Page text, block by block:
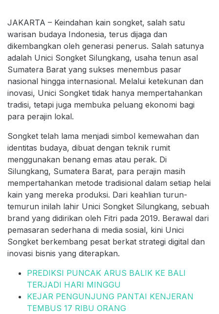
JAKARTA – Keindahan kain songket, salah satu
warisan budaya Indonesia, terus dijaga dan
dikembangkan oleh generasi penerus. Salah satunya
adalah Unici Songket Silungkang, usaha tenun asal
Sumatera Barat yang sukses menembus pasar
nasional hingga internasional. Melalui ketekunan dan
inovasi, Unici Songket tidak hanya mempertahankan
tradisi, tetapi juga membuka peluang ekonomi bagi
para perajin lokal.
Songket telah lama menjadi simbol kemewahan dan
identitas budaya, dibuat dengan teknik rumit
menggunakan benang emas atau perak. Di
Silungkang, Sumatera Barat, para perajin masih
mempertahankan metode tradisional dalam setiap helai
kain yang mereka produksi. Dari keahlian turun-
temurun inilah lahir Unici Songket Silungkang, sebuah
brand yang didirikan oleh Fitri pada 2019. Berawal dari
pemasaran sederhana di media sosial, kini Unici
Songket berkembang pesat berkat strategi digital dan
inovasi bisnis yang diterapkan.
PREDIKSI PUNCAK ARUS BALIK KE BALI
TERJADI HARI MINGGU
KEJAR PENGUNJUNG PANTAI KENJERAN
TEMBUS 17 RIBU ORANG